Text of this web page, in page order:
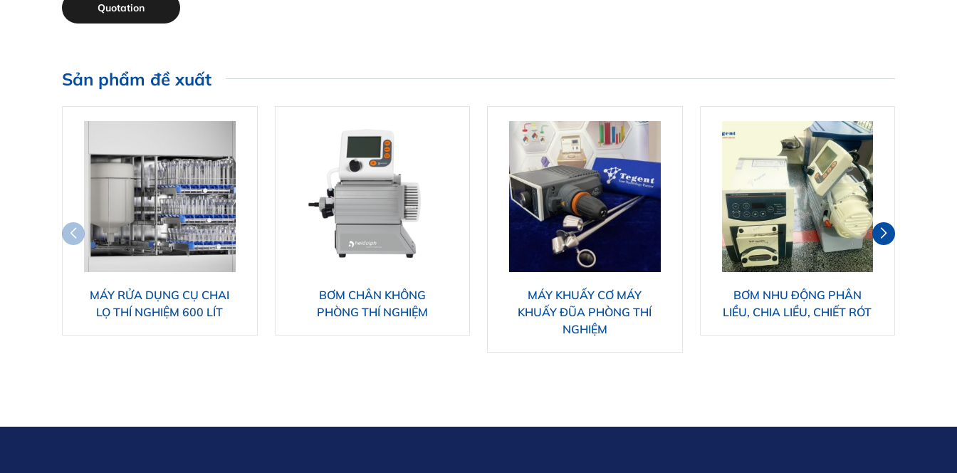
Quotation
Sản phẩm đề xuất
MÁY RỬA DỤNG CỤ CHAI
LỌ THÍ NGHIỆM 600 LÍT
BƠM CHÂN KHÔNG
PHÒNG THÍ NGHIỆM
MÁY KHUẤY CƠ MÁY
KHUẤY ĐŨA PHÒNG THÍ
NGHIỆM
BƠM NHU ĐỘNG PHÂN
LIỀU, CHIA LIỀU, CHIẾT RÓT